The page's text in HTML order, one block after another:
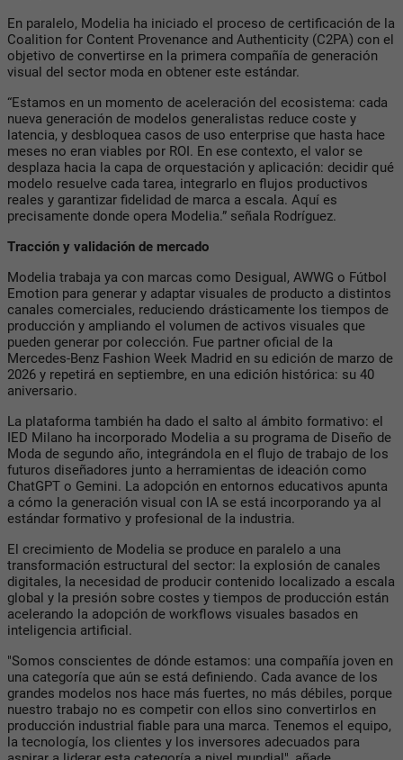
En paralelo, Modelia ha iniciado el proceso de certificación de la
Coalition for Content Provenance and Authenticity (C2PA) con el
objetivo de convertirse en la primera compañía de generación
visual del sector moda en obtener este estándar.
“Estamos en un momento de aceleración del ecosistema: cada
nueva generación de modelos generalistas reduce coste y
latencia, y desbloquea casos de uso enterprise que hasta hace
meses no eran viables por ROI. En ese contexto, el valor se
desplaza hacia la capa de orquestación y aplicación: decidir qué
modelo resuelve cada tarea, integrarlo en flujos productivos
reales y garantizar fidelidad de marca a escala. Aquí es
precisamente donde opera Modelia.” señala Rodríguez.
Tracción y validación de mercado
Modelia trabaja ya con marcas como Desigual, AWWG o Fútbol
Emotion para generar y adaptar visuales de producto a distintos
canales comerciales, reduciendo drásticamente los tiempos de
producción y ampliando el volumen de activos visuales que
pueden generar por colección. Fue partner oficial de la
Mercedes-Benz Fashion Week Madrid en su edición de marzo de
2026 y repetirá en septiembre, en una edición histórica: su 40
aniversario.
La plataforma también ha dado el salto al ámbito formativo: el
IED Milano ha incorporado Modelia a su programa de Diseño de
Moda de segundo año, integrándola en el flujo de trabajo de los
futuros diseñadores junto a herramientas de ideación como
ChatGPT o Gemini. La adopción en entornos educativos apunta
a cómo la generación visual con IA se está incorporando ya al
estándar formativo y profesional de la industria.
El crecimiento de Modelia se produce en paralelo a una
transformación estructural del sector: la explosión de canales
digitales, la necesidad de producir contenido localizado a escala
global y la presión sobre costes y tiempos de producción están
acelerando la adopción de workflows visuales basados en
inteligencia artificial.
"Somos conscientes de dónde estamos: una compañía joven en
una categoría que aún se está definiendo. Cada avance de los
grandes modelos nos hace más fuertes, no más débiles, porque
nuestro trabajo no es competir con ellos sino convertirlos en
producción industrial fiable para una marca. Tenemos el equipo,
la tecnología, los clientes y los inversores adecuados para